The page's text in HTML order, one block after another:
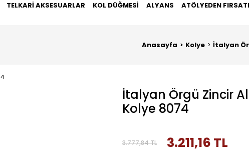
TELKARI AKSESUARLAR KOL DÜĞMESI ALYANS ATÖLYEDEN
Anasayfa Kolye İtalyan
İtalyan Örgü Zincir
Kolye 8074
3.777,84 TL 3.211,16 TL